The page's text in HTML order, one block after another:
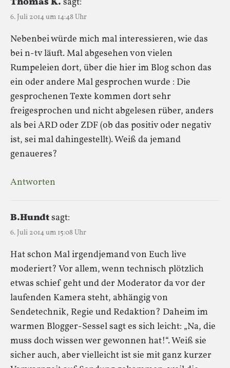
6. Juli 2014 um 14:48 Uhr
Nebenbei würde mich mal interessieren, wie das
bei n-tv läuft. Mal abgesehen von vielen
Rumpeleien dort, über die hier im Blog schon das
ein oder andere Mal gesprochen wurde : Die
gesprochenen Texte kommen dort sehr
freigesprochen und nicht abgelesen rüber, anders
als bei ARD oder ZDF (ob das positiv oder negativ
ist, sei mal dahingestellt). Weiß da jemand
genaueres?
Antworten
B.Hundtsagt:
6. Juli 2014 um 15:08 Uhr
Hat schon Mal irgendjemand von Euch live
moderiert? Vor allem, wenn technisch plötzlich
etwas schief geht und der Moderator da vor der
laufenden Kamera steht, abhängig von
Sendetechnik, Regie und Redaktion? Daheim im
warmen Blogger-Sessel sagt es sich leicht: „Na, die
muss doch wissen wer gewonnen hat!“. Weiß sie
sicher auch, aber vielleicht ist sie mit ganz kurzer